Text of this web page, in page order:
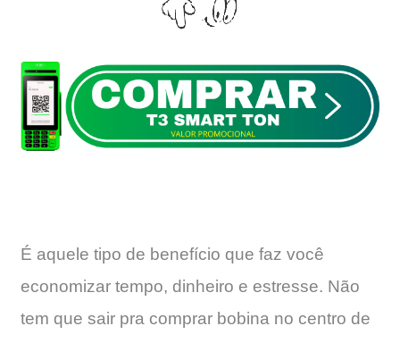
É aquele tipo de benefício que faz você
economizar tempo, dinheiro e estresse. Não
tem que sair pra comprar bobina no centro de